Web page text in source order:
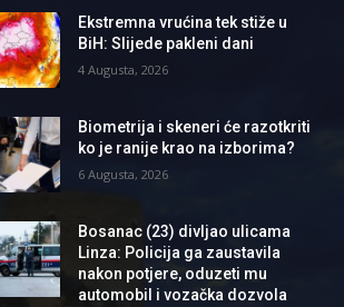
Ekstremna vrućina tek stiže u
BiH: Slijede pakleni dani
4 Augusta, 2026
Biometrija i skeneri će razotkriti
ko je ranije krao na izborima?
6 Augusta, 2026
Bosanac (23) divljao ulicama
Linza: Policija ga zaustavila
nakon potjere, oduzeti mu
automobil i vozačka dozvola